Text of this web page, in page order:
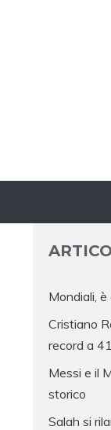
Mondiali,
Cristiano
record a
Messi e il
storico
Salah si